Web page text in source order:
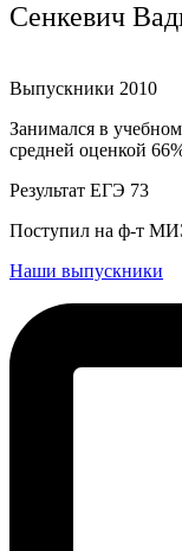
Сенкевич
Выпускники 2010
Занимался в
средней оценкой
Результат ЕГЭ 73
Поступил на ф-т
Наши выпускники